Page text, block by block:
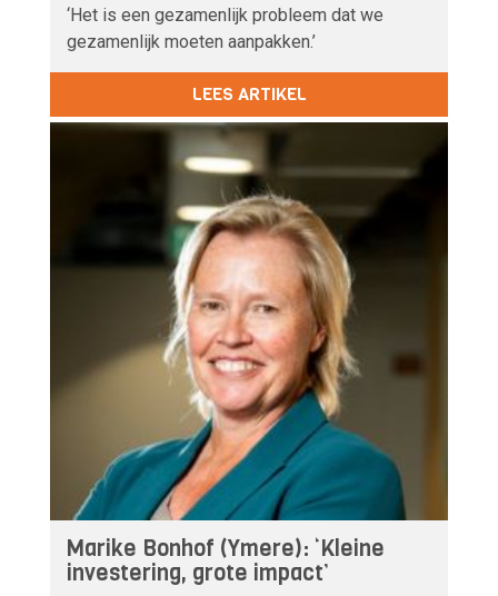
‘Het is een gezamenlijk probleem dat we
gezamenlijk moeten aanpakken.’
LEES ARTIKEL
Marike Bonhof (Ymere): ‘Kleine
investering, grote impact’